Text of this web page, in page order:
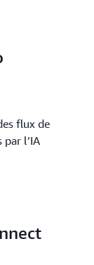
flux de
l’IA